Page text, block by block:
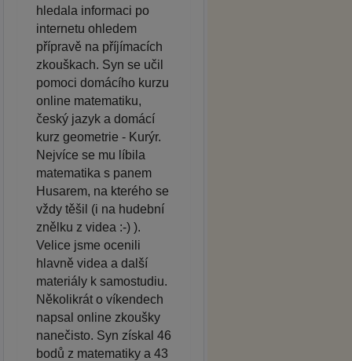
hledala informaci po
internetu ohledem
přípravě na příjímacích
zkouškach. Syn se učil
pomoci domácího kurzu
online matematiku,
český jazyk a domácí
kurz geometrie - Kurýr.
Nejvíce se mu líbila
matematika s panem
Husarem, na kterého se
vždy těšil (i na hudební
znělku z videa :-) ).
Velice jsme ocenili
hlavně videa a další
materiály k samostudiu.
Několikrát o víkendech
napsal online zkoušky
nanečisto. Syn získal 46
bodů z matematiky a 43